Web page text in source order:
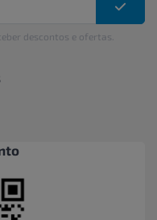
descontos e ofertas.